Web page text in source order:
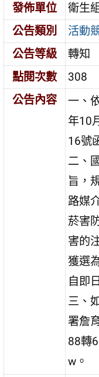
發佈單位
衛生組
公告類別
活動
公告等級
轉知
點閱次數
308
公告內容
一、
年10
16號
二、
旨，
路媒
菸害
害的
獲選
自即
三、
署詹
88轉
w。